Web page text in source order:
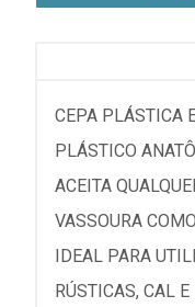
CEPA PLÁSTICA
PLÁSTICO
ACEITA
VASSOURA
IDEAL PARA
RÚSTICAS, CAL